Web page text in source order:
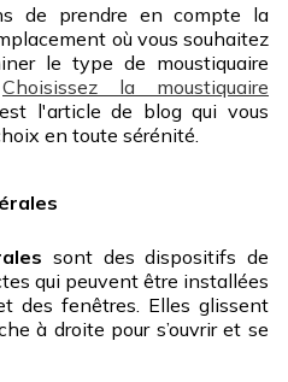
de prendre en compte la
où vous souhaitez
le type de moustiquaire
Choisissez la moustiquaire
est l'article de blog qui vous
en toute sérénité.
sont des dispositifs de
qui peuvent être installées
des fenêtres. Elles glissent
à droite pour s’ouvrir et se